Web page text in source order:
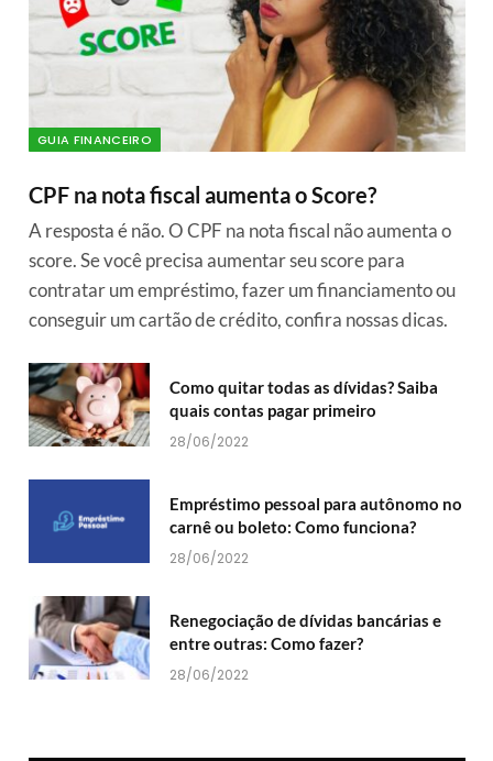
GUIA FINANCEIRO
CPF na nota fiscal aumenta o Score?
A resposta é não. O CPF na nota fiscal não aumenta o
score. Se você precisa aumentar seu score para
contratar um empréstimo, fazer um financiamento ou
conseguir um cartão de crédito, confira nossas dicas.
Como quitar todas as dívidas? Saiba
quais contas pagar primeiro
28/06/2022
Empréstimo pessoal para autônomo no
carnê ou boleto: Como funciona?
28/06/2022
Renegociação de dívidas bancárias e
entre outras: Como fazer?
28/06/2022